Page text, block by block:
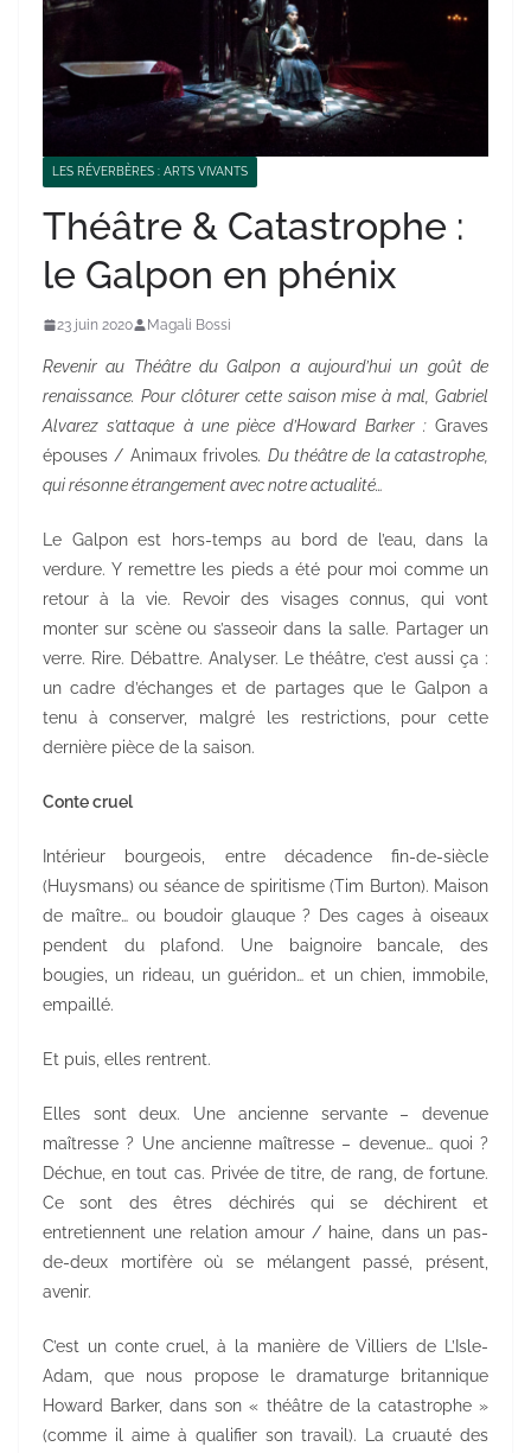
LES RÉVERBÈRES : ARTS VIVANTS
Théâtre & Catastrophe :
le Galpon en phénix
23 juin 2020 Magali Bossi
Revenir au Théâtre du Galpon a aujourd’hui un goût de
renaissance. Pour clôturer cette saison mise à mal, Gabriel
Alvarez s’attaque à une pièce d’Howard Barker : Graves
épouses / Animaux frivoles. Du théâtre de la catastrophe,
qui résonne étrangement avec notre actualité…
Le Galpon est hors-temps au bord de l’eau, dans la
verdure. Y remettre les pieds a été pour moi comme un
retour à la vie. Revoir des visages connus, qui vont
monter sur scène ou s’asseoir dans la salle. Partager un
verre. Rire. Débattre. Analyser. Le théâtre, c’est aussi ça :
un cadre d’échanges et de partages que le Galpon a
tenu à conserver, malgré les restrictions, pour cette
dernière pièce de la saison.
Conte cruel
Intérieur bourgeois, entre décadence fin-de-siècle
(Huysmans) ou séance de spiritisme (Tim Burton). Maison
de maître… ou boudoir glauque ? Des cages à oiseaux
pendent du plafond. Une baignoire bancale, des
bougies, un rideau, un guéridon… et un chien, immobile,
empaillé.
Et puis, elles rentrent.
Elles sont deux. Une ancienne servante – devenue
maîtresse ? Une ancienne maîtresse – devenue… quoi ?
Déchue, en tout cas. Privée de titre, de rang, de fortune.
Ce sont des êtres déchirés qui se déchirent et
entretiennent une relation amour / haine, dans un pas-
de-deux mortifère où se mélangent passé, présent,
avenir.
C’est un conte cruel, à la manière de Villiers de L’Isle-
Adam, que nous propose le dramaturge britannique
Howard Barker, dans son « théâtre de la catastrophe »
(comme il aime à qualifier son travail). La cruauté des